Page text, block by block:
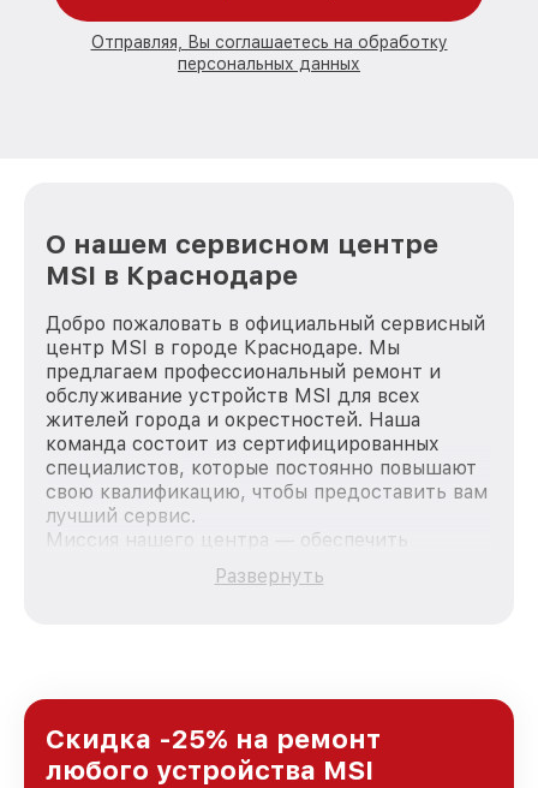
Отправляя, Вы соглашаетесь на обработку
персональных данных
О нашем сервисном центре
MSI в Краснодаре
Добро пожаловать в официальный сервисный
центр MSI в городе Краснодаре. Мы
предлагаем профессиональный ремонт и
обслуживание устройств MSI для всех
жителей города и окрестностей. Наша
команда состоит из сертифицированных
специалистов, которые постоянно повышают
свою квалификацию, чтобы предоставить вам
лучший сервис.
Миссия нашего центра — обеспечить
качественный и доступный ремонт для
каждого пользователя продукции MSI, вне
Краснодаре, постоянно повышая уровень
доверия и лояльности наших клиентов.
Развернуть
Скидка -25% на ремонт
любого устройства MSI